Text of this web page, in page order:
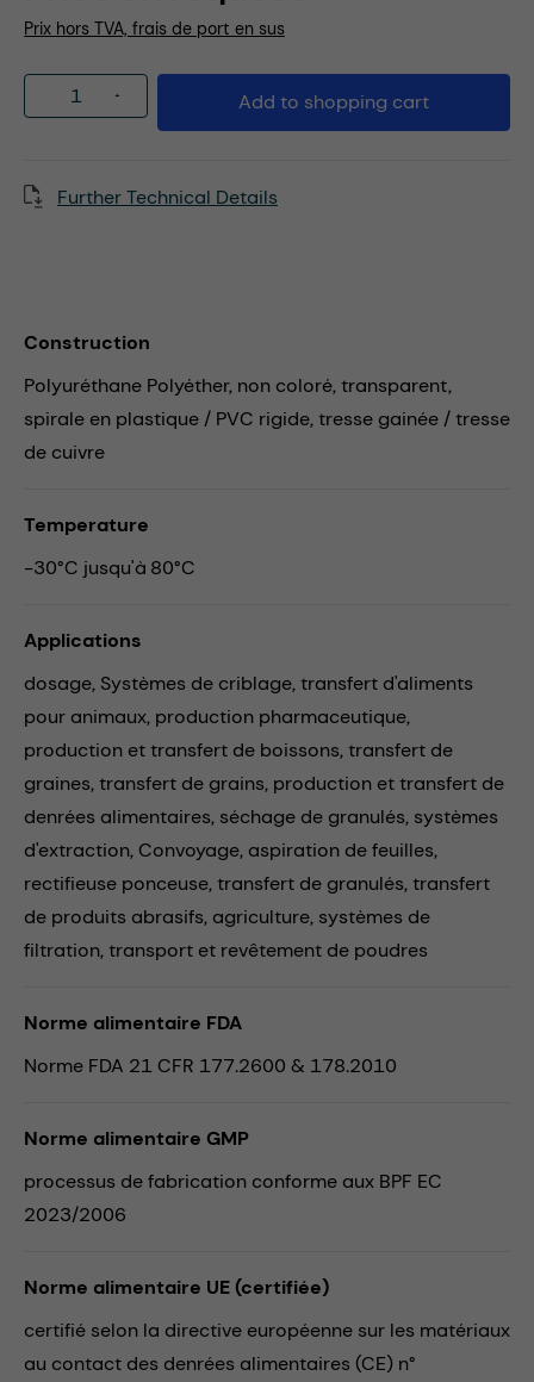
Prix hors TVA, frais de port en sus
Product Quantity: Enter the desired
Add to shopping cart
Further Technical Details
Construction
Polyuréthane Polyéther, non coloré, transparent,
spirale en plastique / PVC rigide, tresse gainée / tresse
de cuivre
Temperature
-30°C jusqu'à 80°C
Applications
dosage, Systèmes de criblage,transfert d'aliments
pour animaux, production pharmaceutique,
production et transfert de boissons,transfert de
graines,transfert de grains, production et transfert de
denrées alimentaires, séchage de granulés, systèmes
d'extraction, Convoyage, aspiration de feuilles,
rectifieuse ponceuse,transfert de granulés,transfert
de produits abrasifs, agriculture, systèmes de
filtration,transport et revêtement de poudres
Norme alimentaire FDA
Norme FDA 21 CFR 177.2600 & 178.2010
Norme alimentaire GMP
processus de fabrication conforme aux BPF EC
2023/2006
Norme alimentaire UE (certifiée)
certifié selon la directive européenne sur les matériaux
au contact des denrées alimentaires (CE) n°